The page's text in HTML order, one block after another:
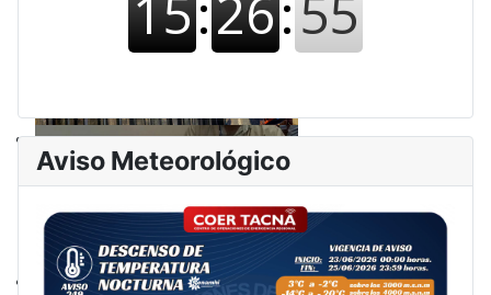
Aviso Meteorológico